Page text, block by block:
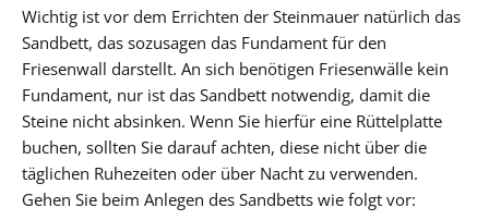
Wichtig ist vor dem Errichten der Steinmauer natürlich das
Sandbett, das sozusagen das Fundament für den
Friesenwall darstellt. An sich benötigen Friesenwälle kein
Fundament, nur ist das Sandbett notwendig, damit die
Steine nicht absinken. Wenn Sie hierfür eine Rüttelplatte
buchen, sollten Sie darauf achten, diese nicht über die
täglichen Ruhezeiten oder über Nacht zu verwenden.
Gehen Sie beim Anlegen des Sandbetts wie folgt vor: